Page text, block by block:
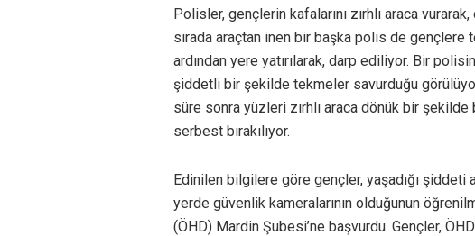
Polisler, gençlerin kafalarını zırhlı araca
sırada araçtan inen bir başka polis de gençlere
ardından yere yatırılarak, darp ediliyor. Bir
şiddetli bir şekilde tekmeler savurduğu
süre sonra yüzleri zırhlı araca dönük bir
serbest bırakılıyor.
Edinilen bilgilere göre gençler, yaşadığı şiddeti
yerde güvenlik kameralarının olduğunun
(ÖHD) Mardin Şubesi’ne başvurdu. Gençler,